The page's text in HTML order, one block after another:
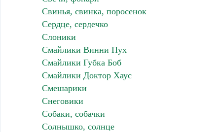
Свинья, свинка, поросенок
Сердце, сердечко
Слоники
Смайлики Винни Пух
Смайлики Губка Боб
Смайлики Доктор Хаус
Смешарики
Снеговики
Собаки, собачки
Солнышко, солнце